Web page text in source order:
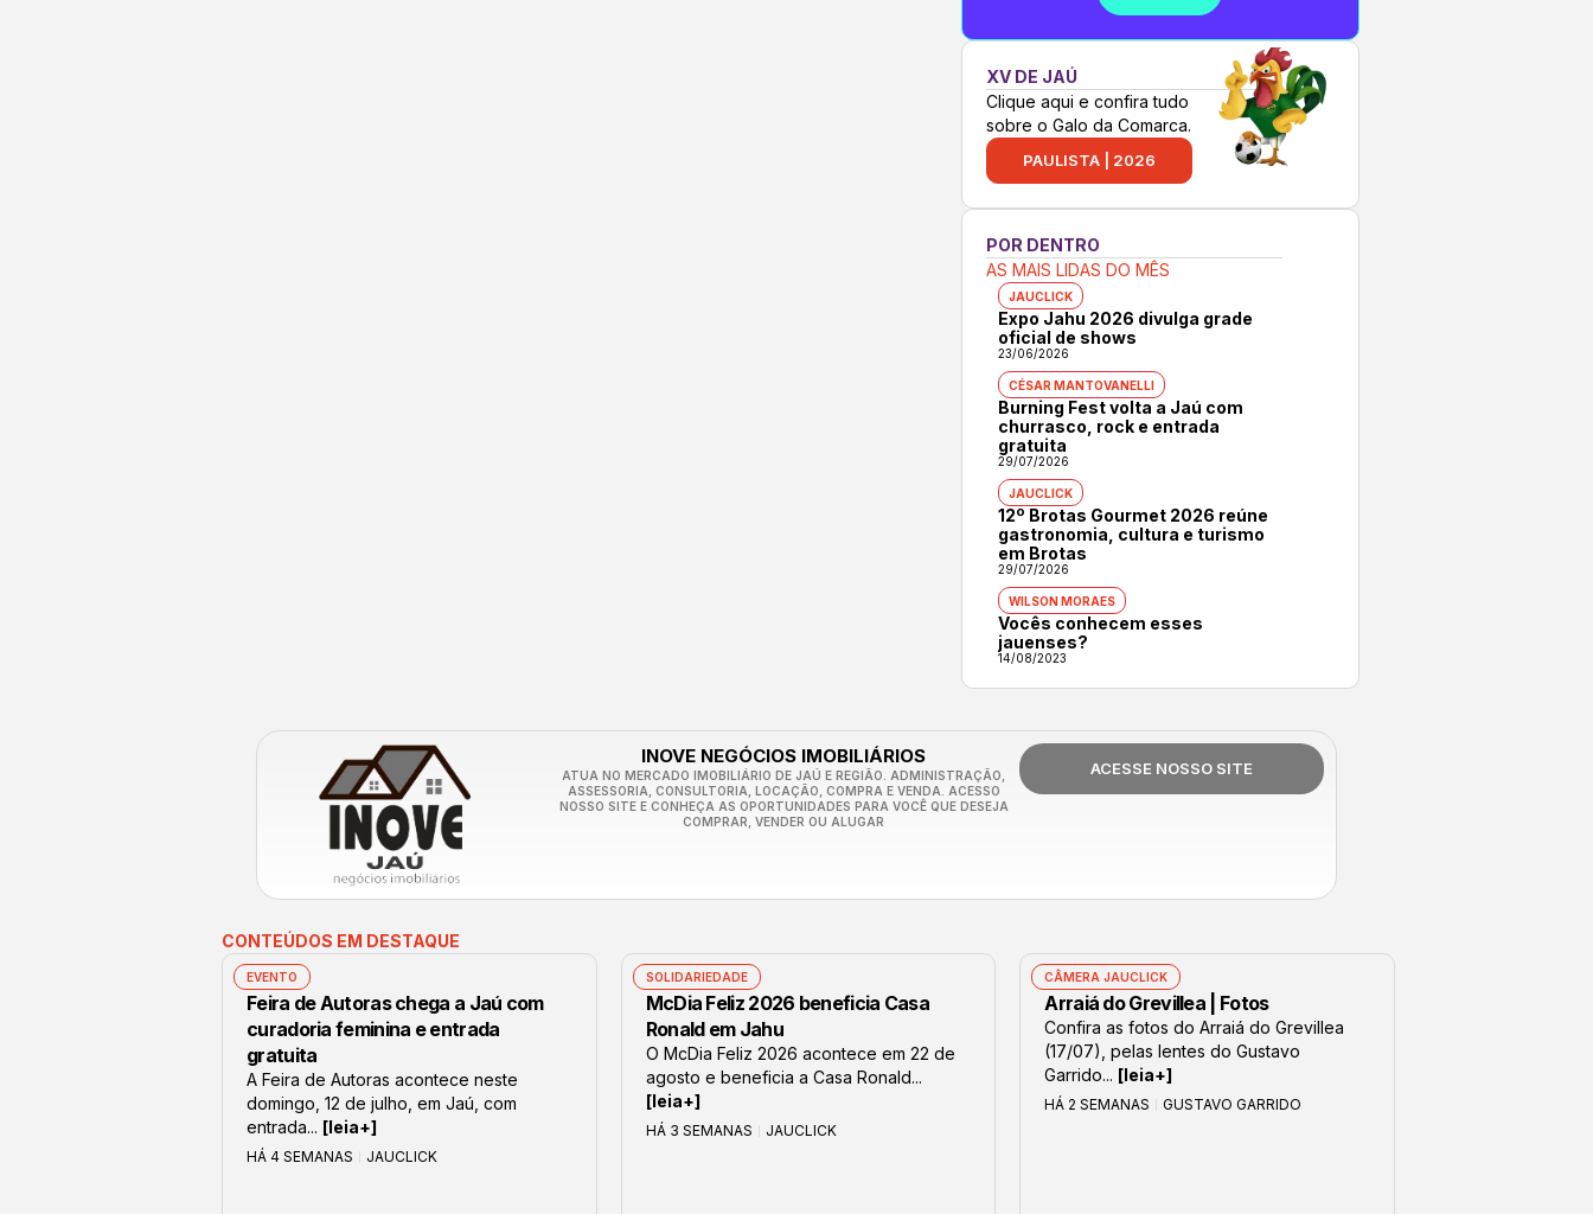
XV DE JAÚ
Clique aqui e confira tudo
sobre o Galo da Comarca.
PAULISTA | 2026
POR DENTRO
AS MAIS LIDAS DO MÊS
JAUCLICK
Expo Jahu 2026 divulga grade
oficial de shows
23/06/2026
CÉSAR MANTOVANELLI
Burning Fest volta a Jaú com
churrasco, rock e entrada
gratuita
29/07/2026
JAUCLICK
12º Brotas Gourmet 2026 reúne
gastronomia, cultura e turismo
em Brotas
29/07/2026
WILSON MORAES
Vocês conhecem esses
jauenses?
14/08/2023
INOVE NEGÓCIOS IMOBILIÁRIOS
ATUA NO MERCADO IMOBILIÁRIO DE JAÚ E REGIÃO. ADMINISTRAÇÃO,
ASSESSORIA, CONSULTORIA, LOCAÇÃO, COMPRA E VENDA. ACESSO
NOSSO SITE E CONHEÇA AS OPORTUNIDADES PARA VOCÊ QUE DESEJA
COMPRAR, VENDER OU ALUGAR
ACESSE NOSSO SITE
CONTEÚDOS EM DESTAQUE
EVENTO
Feira de Autoras chega a Jaú com
curadoria feminina e entrada
gratuita
A Feira de Autoras acontece neste
domingo, 12 de julho, em Jaú, com
entrada... [leia+]
HÁ 4 SEMANAS JAUCLICK
SOLIDARIEDADE
McDia Feliz 2026 beneficia Casa
Ronald em Jahu
O McDia Feliz 2026 acontece em 22 de
agosto e beneficia a Casa Ronald...
[leia+]
HÁ 3 SEMANAS JAUCLICK
CÂMERA JAUCLICK
Arraiá do Grevillea | Fotos
Confira as fotos do Arraiá do Grevillea
(17/07), pelas lentes do Gustavo
Garrido... [leia+]
HÁ 2 SEMANAS GUSTAVO GARRIDO